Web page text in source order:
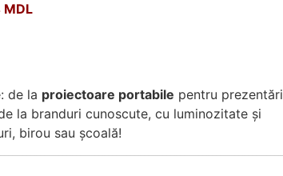
de la proiectoare portabile pentru prezentări
la branduri cunoscute, cu luminozitate și
birou sau școală!